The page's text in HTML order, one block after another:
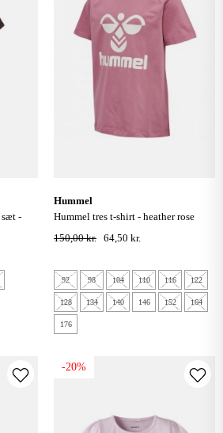
hummel
hummel tres t-shirt - heather rose
150,00 kr. 64,50 kr.
92 98 104 110 116 122
128 134 140 146 152 164
176
-20%